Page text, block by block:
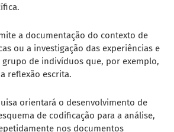
a documentação do contexto de
ou a investigação das experiências e
grupo de indivíduos que, por exemplo,
reflexão escrita.
orientará o desenvolvimento de
de codificação para a análise,
nos documentos